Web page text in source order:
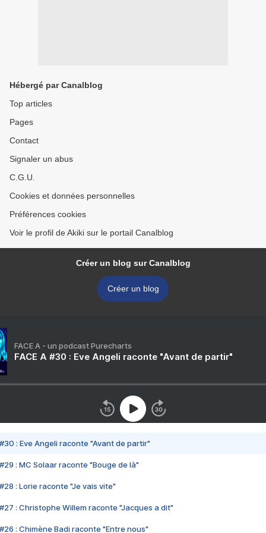
Hébergé par Canalblog
Top articles
Pages
Contact
Signaler un abus
C.G.U.
Cookies et données personnelles
Préférences cookies
Voir le profil de Akiki sur le portail Canalblog
Créer un blog sur Canalblog
Créer un blog
FACE A - un podcast Purecharts
FACE A #30 : Eve Angeli raconte "Avant de partir"
#30 : Eve Angeli raconte "Avant de partir"
#29 : MC Solaar raconte "Bouge de là"
#28 : Lorie raconte "Je vais vite"
#27 : Christophe Willem raconte "Jacques a dit"
#26 : Chimène Badi raconte "Entre nous"